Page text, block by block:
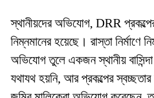
স্থানীয়দের অভিযোগ, DRR
নিম্নমানের হয়েছে। রাস্তা নির্মাণে
অভিযোগ তুলে একজন স্থানীয়
যথাযথ হয়নি, আর প্রকল্পের